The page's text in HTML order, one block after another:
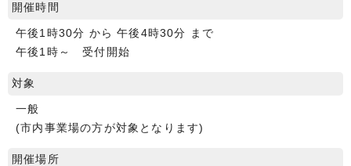
開催時間
午後1時30分 から 午後4時30分 まで
午後1時～ 受付開始
対象
一般
(市内事業場の方が対象となります)
開催場所